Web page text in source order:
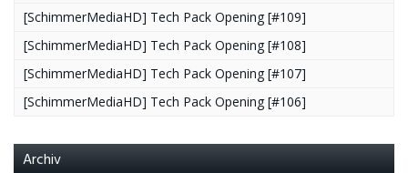
[SchimmerMediaHD] Tech Pack Opening [#109]
[SchimmerMediaHD] Tech Pack Opening [#108]
[SchimmerMediaHD] Tech Pack Opening [#107]
[SchimmerMediaHD] Tech Pack Opening [#106]
Archiv